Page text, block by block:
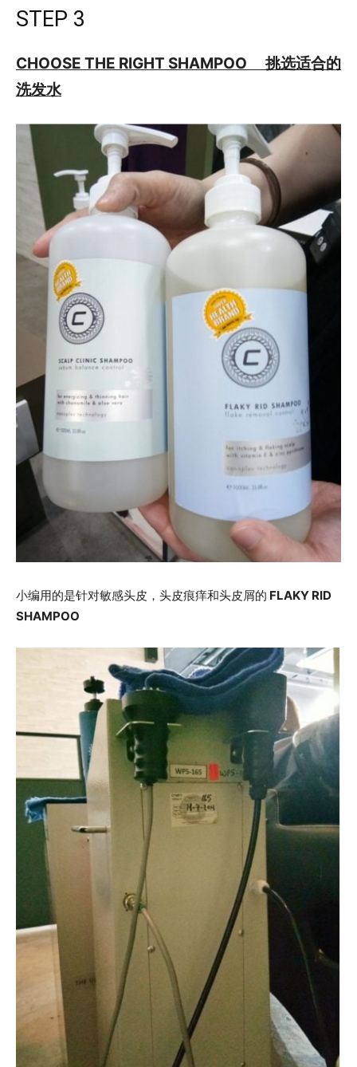
STEP 3
CHOOSE THE RIGHT SHAMPOO 挑选适合的
洗发水
小编用的是针对敏感头皮，头皮痕痒和头皮屑的 FLAKY RID
SHAMPOO